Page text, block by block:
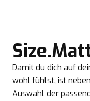
Damit du dich auf
wohl fühlst, ist
Auswahl der